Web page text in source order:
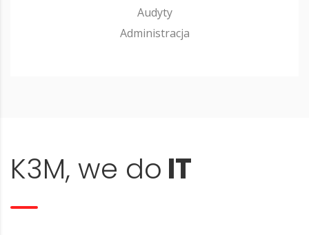
Audyty
Administracja
K3M, we do IT